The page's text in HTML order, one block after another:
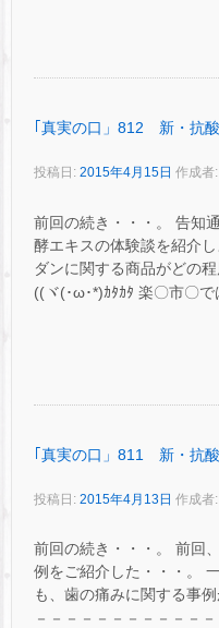
｢真実の口」812 新・抗
投稿日: 2015年4月15日 作成者:
前回の続き・・・。 告知
酵エキスの体験談を紹介
ダンに関する商品がどの
((ヾ(･ω･*)ｶﾀｶﾀ 楽〇市〇
｢真実の口」811 新・抗
投稿日: 2015年4月13日 作成者:
前回の続き・・・。 前回
例をご紹介した・・・。
も、歯の痛みに関する事
－－－－－－－－－－－